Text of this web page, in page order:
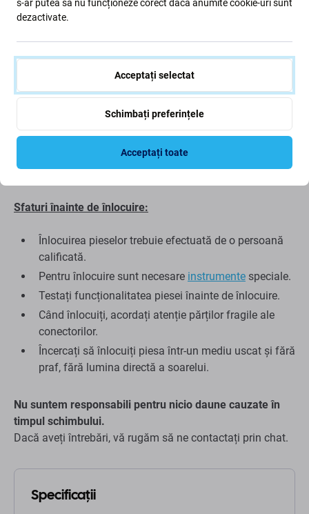
funcționează pe Apple iPhone 13 Pro , aceasta este
partea de care aveți nevoie pentru a restabili
funcționalitatea completă a dispozitivului.
Calitatea pieselor de schimb
aftermarket
sunt fabricate de o terță
parte, nu direct de producătorul echipamentului. Aceasta
este o copie a originalului, iar piesa de schimb livrată ca
Aftermarket poate avea variații minime în ceea ce privește
Sfaturi înainte de înlocuire:
Înlocuirea pieselor trebuie efectuată de o persoană
calificată.
Pentru înlocuire sunt necesare instrumente speciale.
Testați funcționalitatea piesei înainte de înlocuire.
Când înlocuiți, acordați atenție părților fragile ale
conectorilor.
Încercați să înlocuiți piesa într-un mediu uscat și fără
praf, fără lumina directă a soarelui.
Nu suntem responsabili pentru nicio daune cauzate în
timpul schimbului.
Dacă aveți întrebări, vă rugăm să ne contactați prin chat.
Specificații
s-ar putea să nu funcționeze corect dacă anumite cookie-uri sunt
dezactivate.
Acceptați selectat
Schimbați preferințele
Acceptați toate